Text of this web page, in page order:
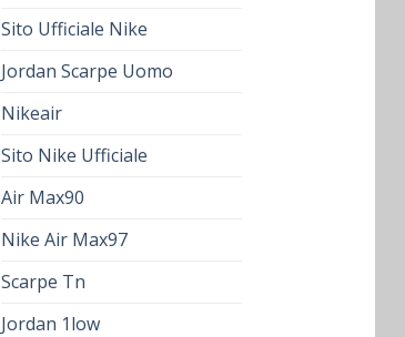
Sito Ufficiale Nike
Jordan Scarpe Uomo
Nikeair
Sito Nike Ufficiale
Air Max90
Nike Air Max97
Scarpe Tn
Jordan 1low